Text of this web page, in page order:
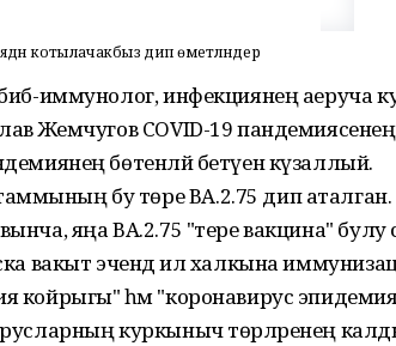
котылачакбыз дип өметләндерә
иммунолог, инфекциянең аеруча
Жемчугов COVID-19
бөтенләй бетүен күзаллый.
бу төре ВА.2.75 дип аталган.
яңа ВА.2.75 "тере вакцина" булу
вакыт эчендә ил халкына
койрыгы" һәм "коронавирус
куркыныч төрләренең